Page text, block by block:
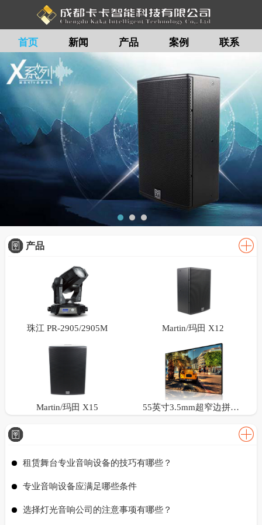
首页 新闻 产品 案例 联系
留言
产品
珠江 PR-2905/2905M Martin/玛田 X12
Martin/玛田 X15 55英寸3.5mm超窄边拼接屏
租赁舞台专业音响设备的技巧有哪些？
专业音响设备应满足哪些条件
选择灯光音响公司的注意事项有哪些？